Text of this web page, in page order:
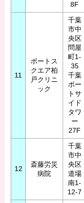
8F
11
ポートス
クエア柏
戸クリニ
ック
千葉
市中
央区
問屋
町1-
35
千葉
ポー
トサ
イド
タワ
ー
27F
12
斎藤労災
病院
千葉
市中
央区
道場
南1-
12-7